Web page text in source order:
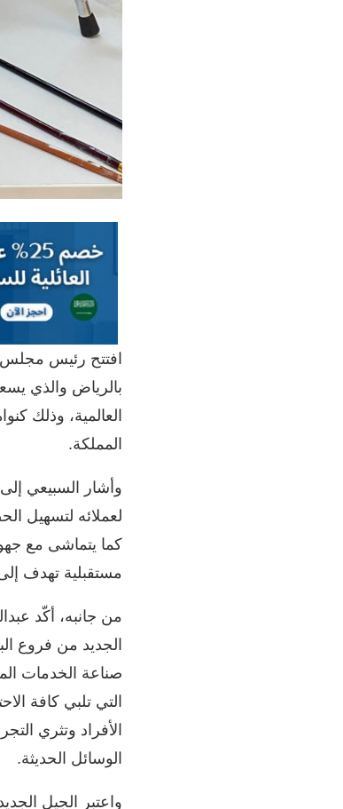
افتتح رئيس مجلس
بالرياض والذي
العالمية، وذلك
المملكة.
وأشار السبيعي
لعملائه لتسهيل
كما يتماشى مع
مستقبلية تهدف
من جانبه، أكّد
الجديد من فروع
صناعة الخدمات
التي تلبي كافة
الأفراد وتثري
الوسائل الحديثة.
واعتبر الجيل